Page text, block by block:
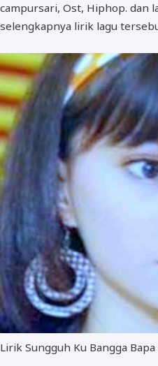
campursari, Ost, Hiphop. dan
selengkapnya lirik lagu
Lirik Sungguh Ku Bangga